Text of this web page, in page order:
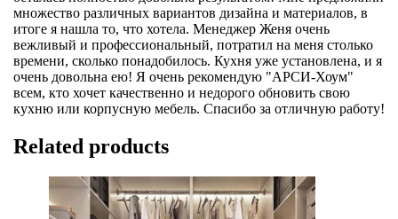
множество различных вариантов дизайна и материалов, в
итоге я нашла то, что хотела. Менеджер Женя очень
вежливый и профессиональный, потратил на меня столько
времени, сколько понадобилось. Кухня уже установлена, и я
очень довольна ею! Я очень рекомендую "АРСИ-Хоум"
всем, кто хочет качественно и недорого обновить свою
кухню или корпусную мебель. Спасибо за отличную работу!
Related products